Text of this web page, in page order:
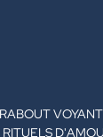
VOYANT
RITUELS